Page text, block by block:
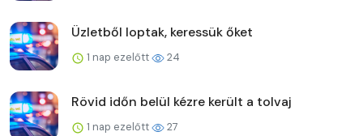
Üzletből loptak, keressük őket
1 nap ezelőtt 24
Rövid időn belül kézre került a tolvaj
1 nap ezelőtt 27